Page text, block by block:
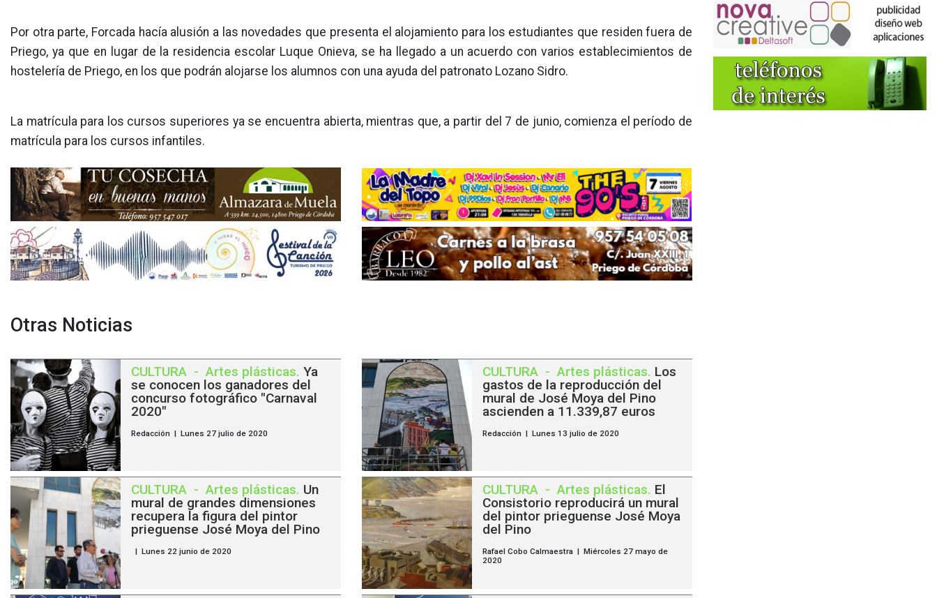
Por otra parte, Forcada hacía alusión a las novedades que presenta el alojamiento para los estudiantes que residen fuera de
Priego, ya que en lugar de la residencia escolar Luque Onieva, se ha llegado a un acuerdo con varios establecimientos de
hostelería de Priego, en los que podrán alojarse los alumnos con una ayuda del patronato Lozano Sidro.
La matrícula para los cursos superiores ya se encuentra abierta, mientras que, a partir del 7 de junio, comienza el período de
matrícula para los cursos infantiles.
Otras Noticias
CULTURA - Artes plásticas. Ya
se conocen los ganadores del
concurso fotográfico "Carnaval
2020"
Redacción | Lunes 27 julio de 2020
CULTURA - Artes plásticas. Los
gastos de la reproducción del
mural de José Moya del Pino
ascienden a 11.339,87 euros
Redacción | Lunes 13 julio de 2020
CULTURA - Artes plásticas. Un
mural de grandes dimensiones
recupera la figura del pintor
prieguense José Moya del Pino
| Lunes 22 junio de 2020
CULTURA - Artes plásticas. El
Consistorio reproducirá un mural
del pintor prieguense José Moya
del Pino
Rafael Cobo Calmaestra | Miércoles 27 mayo de
2020